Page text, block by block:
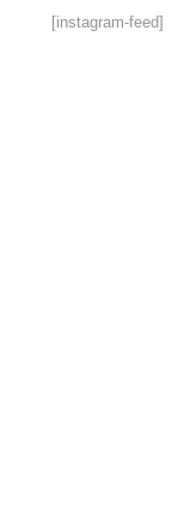
[instagram-feed]